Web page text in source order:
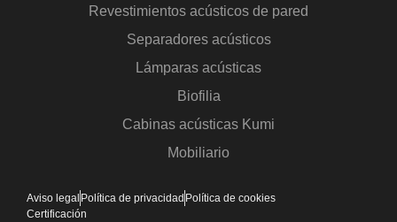
Revestimientos acústicos de pared
Separadores acústicos
Lámparas acústicas
Biofilia
Cabinas acústicas Kumi
Mobiliario
Aviso legal Política de privacidad Política de cookies
Certificación